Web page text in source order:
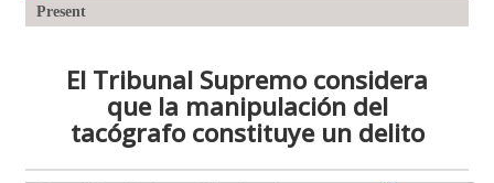
Present
El Tribunal Supremo considera
que la manipulación del
tacógrafo constituye un delito